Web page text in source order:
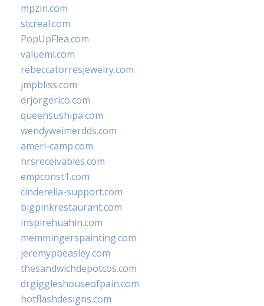
mpzin.com
stcreal.com
PopUpFlea.com
valueml.com
rebeccatorresjewelry.com
jmpbliss.com
drjorgerico.com
queensushipa.com
wendyweimerdds.com
ameri-camp.com
hrsreceivables.com
empconst1.com
cinderella-support.com
bigpinkrestaurant.com
inspirehuahin.com
memmingerspainting.com
jeremypbeasley.com
thesandwichdepotcos.com
drgiggleshouseofpain.com
hotflashdesigns.com